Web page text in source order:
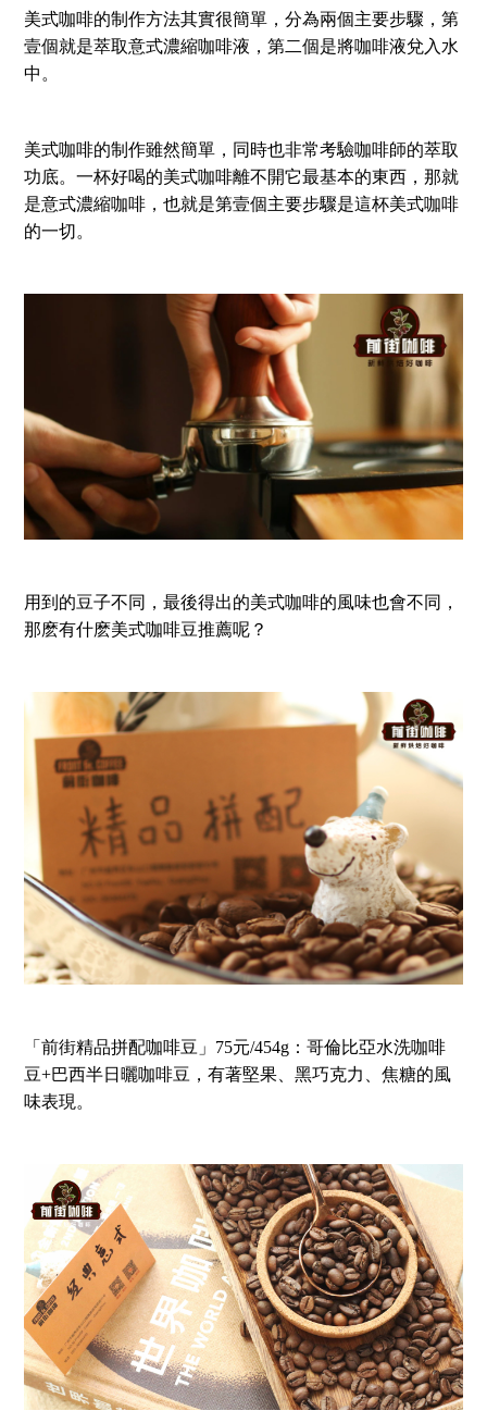
美式咖啡的制作方法其實很簡單，分為兩個主要步驟，第
壹個就是萃取意式濃縮咖啡液，第二個是將咖啡液兌入水
中。
美式咖啡的制作雖然簡單，同時也非常考驗咖啡師的萃取
功底。一杯好喝的美式咖啡離不開它最基本的東西，那就
是意式濃縮咖啡，也就是第壹個主要步驟是這杯美式咖啡
的一切。
用到的豆子不同，最後得出的美式咖啡的風味也會不同，
那麽有什麽美式咖啡豆推薦呢？
「前街精品拼配咖啡豆」75元/454g：哥倫比亞水洗咖啡
豆+巴西半日曬咖啡豆，有著堅果、黑巧克力、焦糖的風
味表現。